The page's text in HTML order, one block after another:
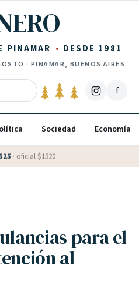
PINAMAR DESDE 1981
· PINAMAR, BUENOS AIRES
f
Sociedad Economía
· oficial $1520
para el
al